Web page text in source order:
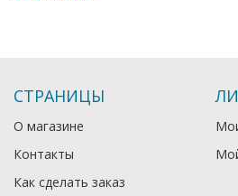
СТРАНИЦЫ
О магазине
Контакты
Как сделать заказ